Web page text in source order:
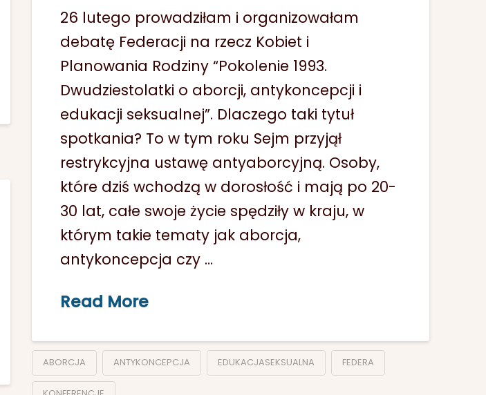
26 lutego prowadziłam i organizowałam
debatę Federacji na rzecz Kobiet i
Planowania Rodziny “Pokolenie 1993.
Dwudziestolatki o aborcji, antykoncepcji i
edukacji seksualnej”. Dlaczego taki tytuł
spotkania? To w tym roku Sejm przyjął
restrykcyjna ustawę antyaborcyjną. Osoby,
które dziś wchodzą w dorosłość i mają po 20-
30 lat, całe swoje życie spędziły w kraju, w
którym takie tematy jak aborcja,
antykoncepcja czy …
Read More
ABORCJA ANTYKONCEPCJA EDUKACJASEKSUALNA FEDERA